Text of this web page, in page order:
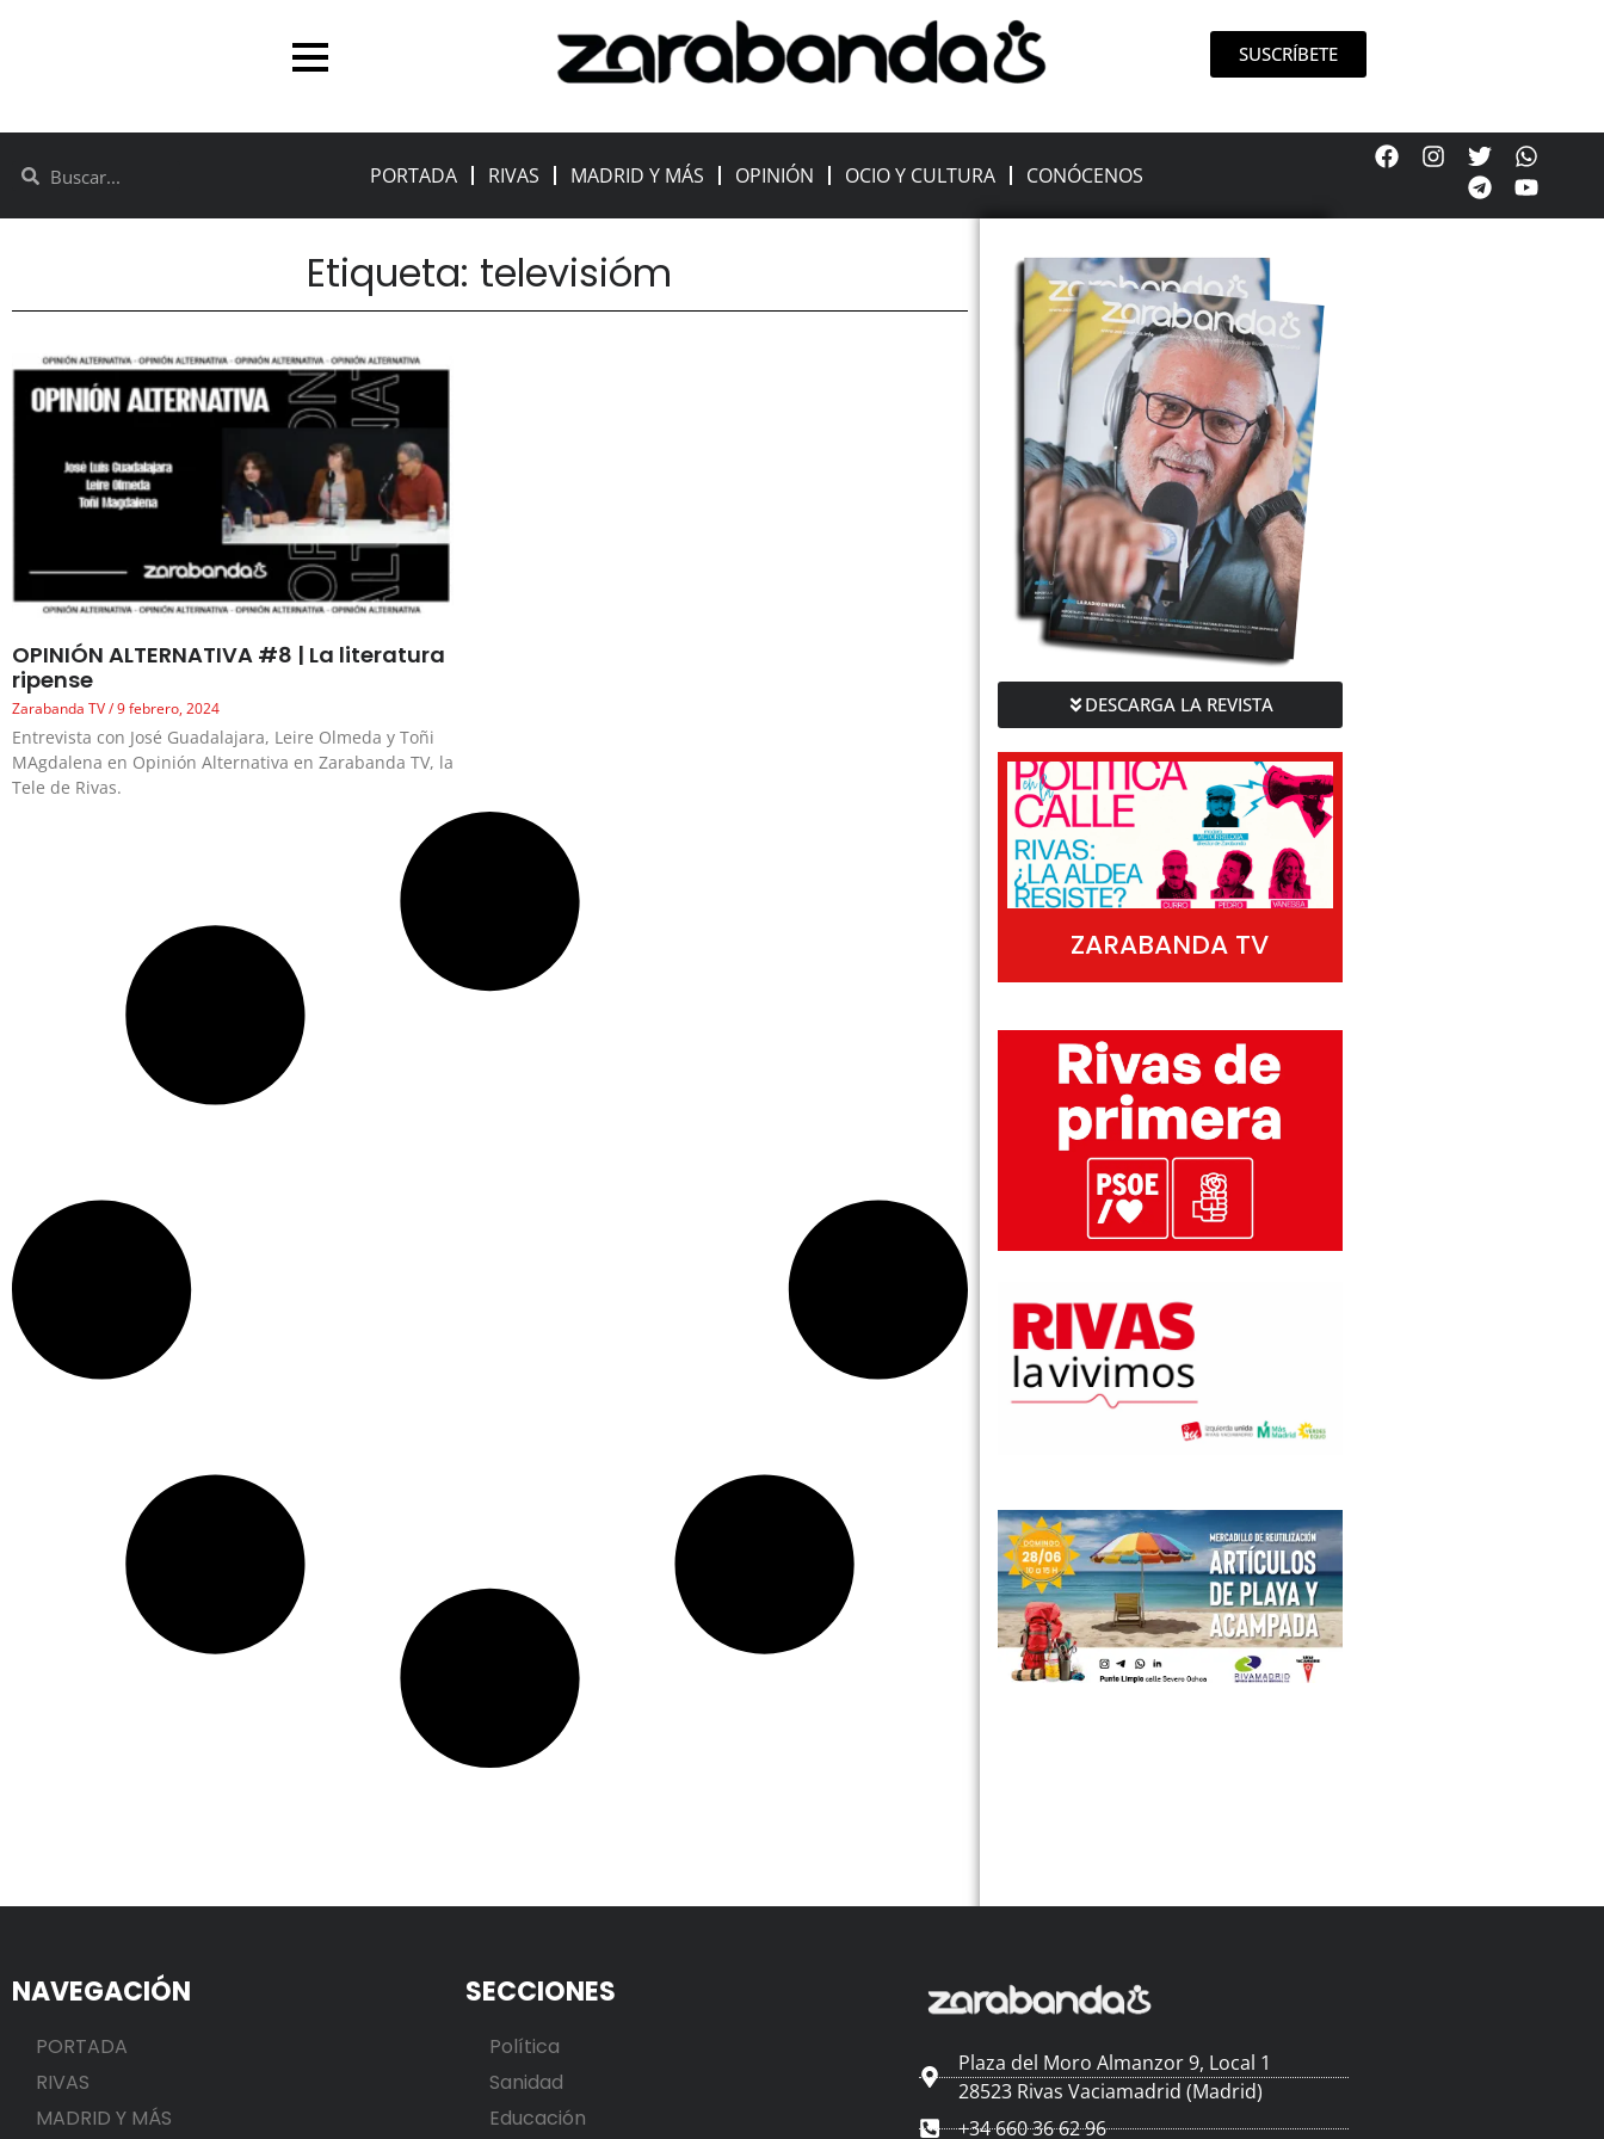
SUSCRÍBETE
PORTADA RIVAS MADRID Y MÁS OPINIÓN OCIO Y CULTURA CONÓCENOS
Etiqueta: televisióm
OPINIÓN ALTERNATIVA #8 | La literatura
ripense
Zarabanda TV 9 febrero, 2024
Entrevista con José Guadalajara, Leire Olmeda y Toñi
MAgdalena en Opinión Alternativa en Zarabanda TV, la
Tele de Rivas.
DESCARGA LA REVISTA
ZARABANDA TV
NAVEGACIÓN
PORTADA
RIVAS
MADRID Y MÁS
SECCIONES
Política
Sanidad
Educación
Plaza del Moro Almanzor 9, Local 1
28523 Rivas Vaciamadrid (Madrid)
+34 660 36 62 96